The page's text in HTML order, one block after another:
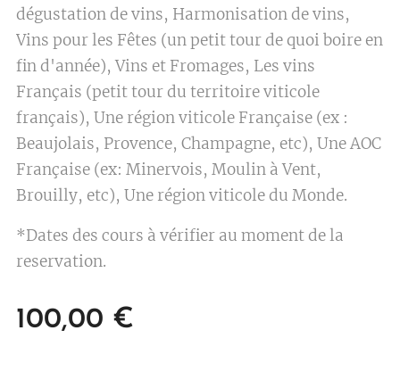
dégustation de vins, Harmonisation de vins,
Vins pour les Fêtes (un petit tour de quoi boire en
fin d'année), Vins et Fromages, Les vins
Français (petit tour du territoire viticole
français), Une région viticole Française (ex :
Beaujolais, Provence, Champagne, etc), Une AOC
Française (ex: Minervois, Moulin à Vent,
Brouilly, etc), Une région viticole du Monde.
*Dates des cours à vérifier au moment de la
reservation.
100,00 €